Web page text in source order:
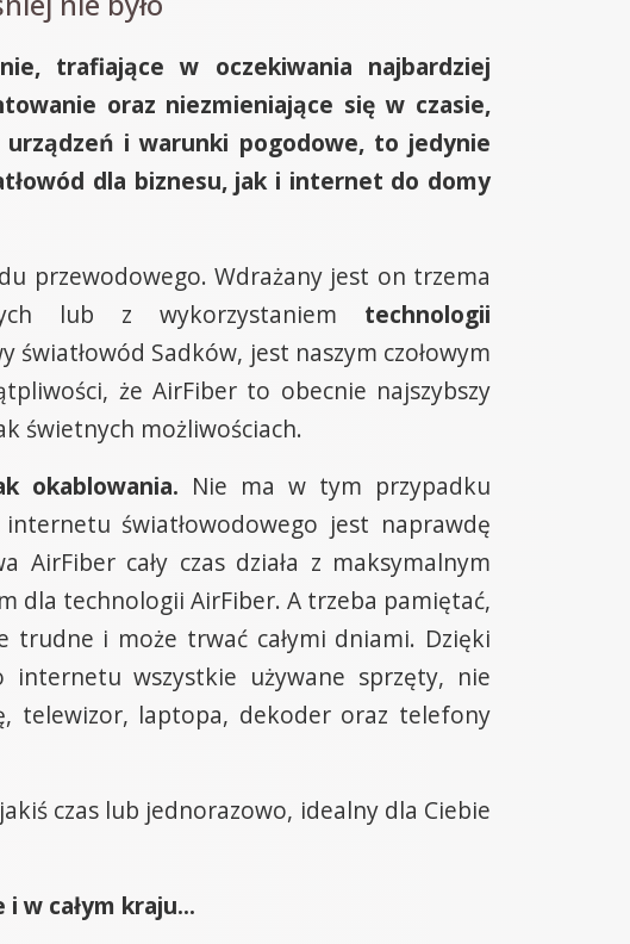
trafiające w oczekiwania najbardziej
oraz niezmieniające się w czasie,
i warunki pogodowe, to jedynie
dla biznesu, jak i internet do domy
przewodowego. Wdrażany jest on trzema
lub z wykorzystaniem technologii
światłowód Sadków, jest naszym czołowym
że AirFiber to obecnie najszybszy
świetnych możliwościach.
okablowania. Nie ma w tym przypadku
światłowodowego jest naprawdę
AirFiber cały czas działa z maksymalnym
dla technologii AirFiber. A trzeba pamiętać,
i może trwać całymi dniami. Dzięki
wszystkie używane sprzęty, nie
telewizor, laptopa, dekoder oraz telefony
czas lub jednorazowo, idealny dla Ciebie
w całym kraju...